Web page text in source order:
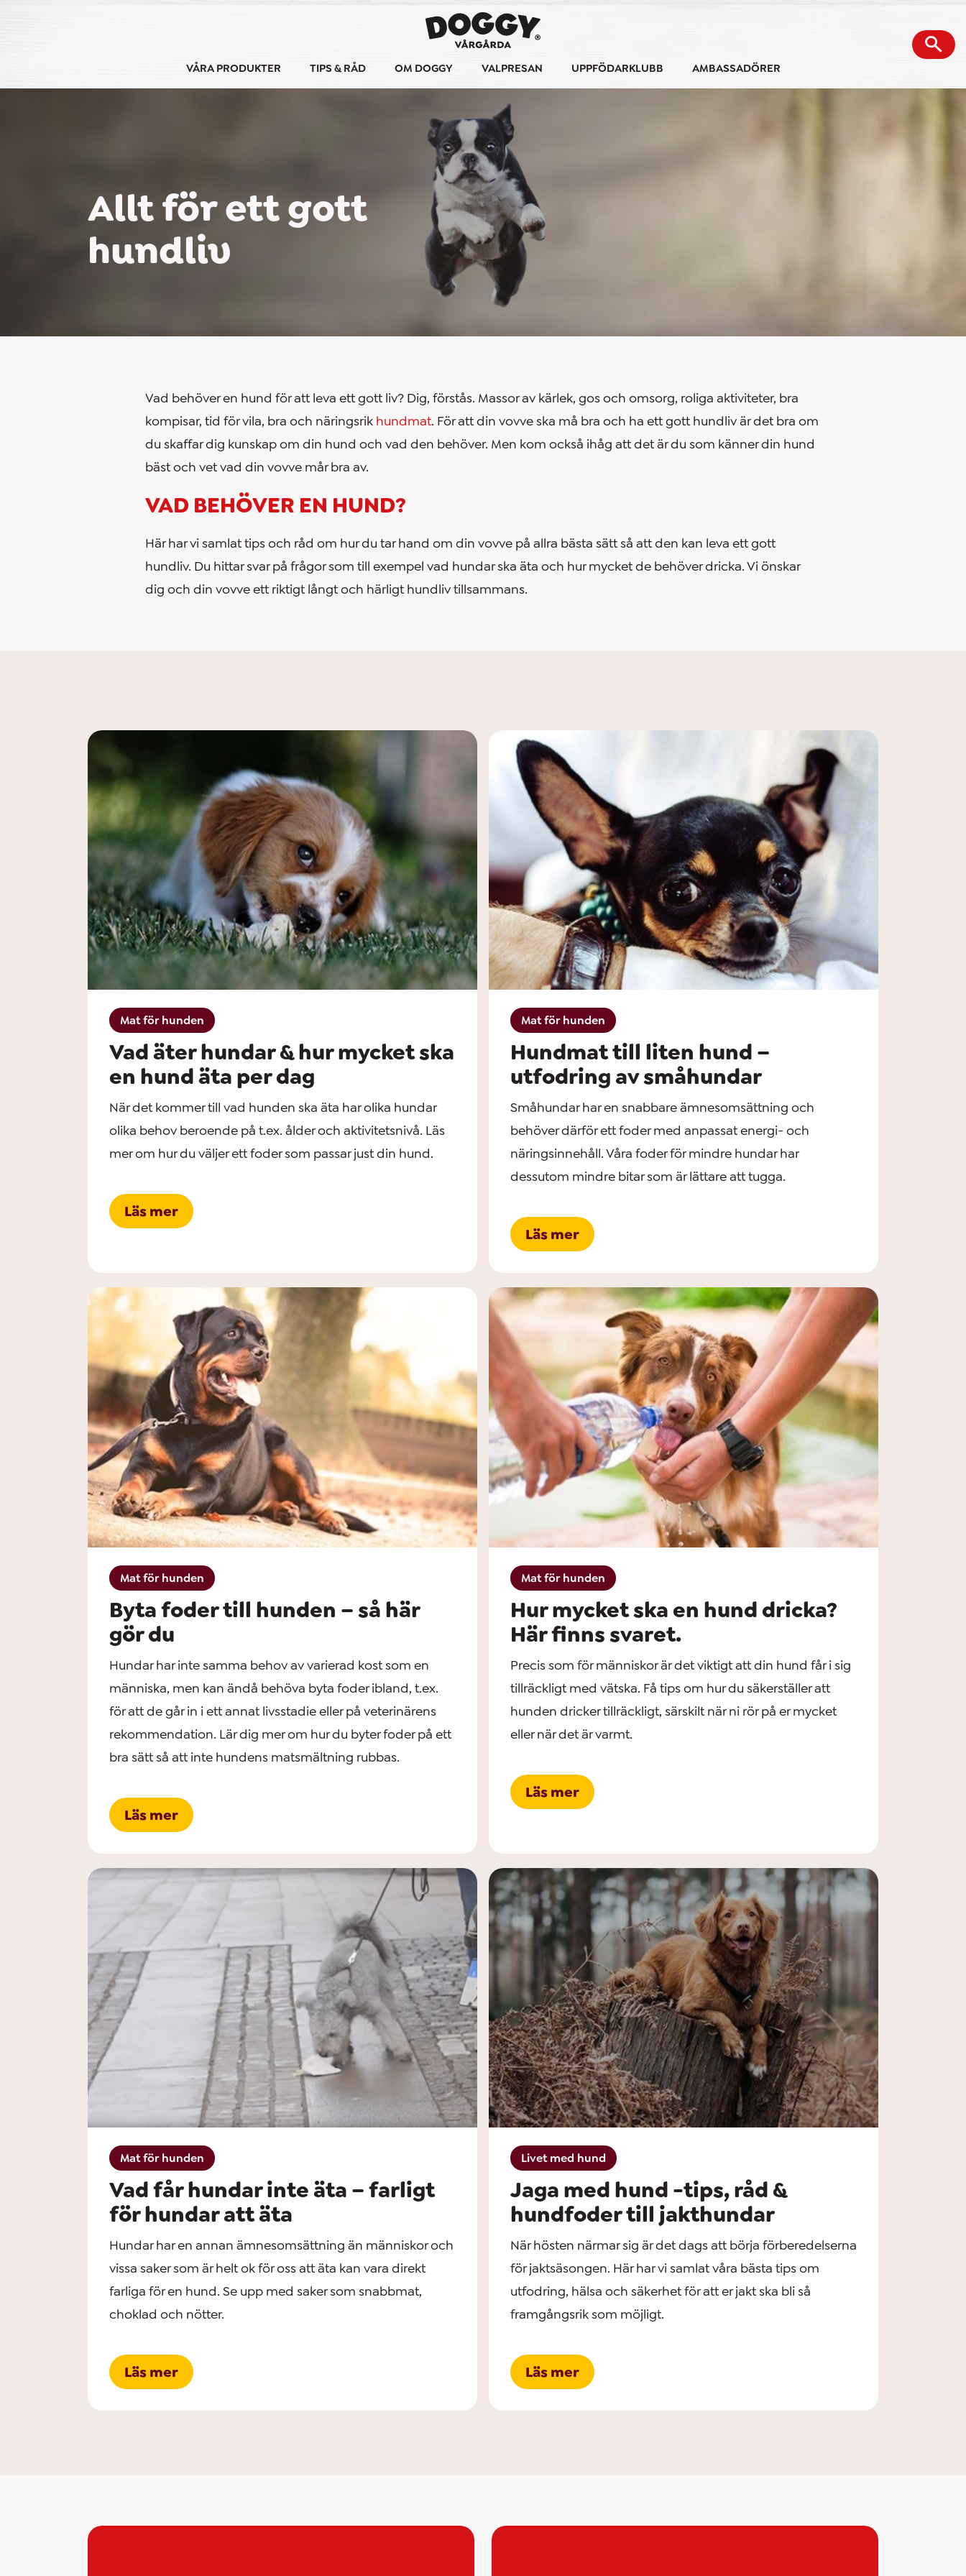
VÅRA PRODUKTER TIPS & RÅD OM DOGGY VALPRESAN UPPFÖDARKLUBB AMBASSADÖRER
Allt för ett gott
hundliv
Vad behöver en hund för att leva ett gott liv? Dig, förstås. Massor av kärlek, gos och omsorg, roliga aktiviteter, bra
kompisar, tid för vila, bra och näringsrik hundmat. För att din vovve ska må bra och ha ett gott hundliv är det bra om
du skaffar dig kunskap om din hund och vad den behöver. Men kom också ihåg att det är du som känner din hund
bäst och vet vad din vovve mår bra av.
VAD BEHÖVER EN HUND?
Här har vi samlat tips och råd om hur du tar hand om din vovve på allra bästa sätt så att den kan leva ett gott
hundliv. Du hittar svar på frågor som till exempel vad hundar ska äta och hur mycket de behöver dricka. Vi önskar
dig och din vovve ett riktigt långt och härligt hundliv tillsammans.
Mat för hunden
Vad äter hundar & hur mycket ska
en hund äta per dag
När det kommer till vad hunden ska äta har olika hundar
olika behov beroende på t.ex. ålder och aktivitetsnivå. Läs
mer om hur du väljer ett foder som passar just din hund.
Läs mer
Mat för hunden
Hundmat till liten hund –
utfodring av småhundar
Småhundar har en snabbare ämnesomsättning och
behöver därför ett foder med anpassat energi- och
näringsinnehåll. Våra foder för mindre hundar har
dessutom mindre bitar som är lättare att tugga.
Läs mer
Mat för hunden
Byta foder till hunden – så här
gör du
Hundar har inte samma behov av varierad kost som en
människa, men kan ändå behöva byta foder ibland, t.ex.
för att de går in i ett annat livsstadie eller på veterinärens
rekommendation. Lär dig mer om hur du byter foder på ett
bra sätt så att inte hundens matsmältning rubbas.
Läs mer
Mat för hunden
Hur mycket ska en hund dricka?
Här finns svaret.
Precis som för människor är det viktigt att din hund får i sig
tillräckligt med vätska. Få tips om hur du säkerställer att
hunden dricker tillräckligt, särskilt när ni rör på er mycket
eller när det är varmt.
Läs mer
Mat för hunden
Vad får hundar inte äta – farligt
för hundar att äta
Hundar har en annan ämnesomsättning än människor och
vissa saker som är helt ok för oss att äta kan vara direkt
farliga för en hund. Se upp med saker som snabbmat,
choklad och nötter.
Läs mer
Livet med hund
Jaga med hund -tips, råd &
hundfoder till jakthundar
När hösten närmar sig är det dags att börja förberedelserna
för jaktsäsongen. Här har vi samlat våra bästa tips om
utfodring, hälsa och säkerhet för att er jakt ska bli så
framgångsrik som möjligt.
Läs mer